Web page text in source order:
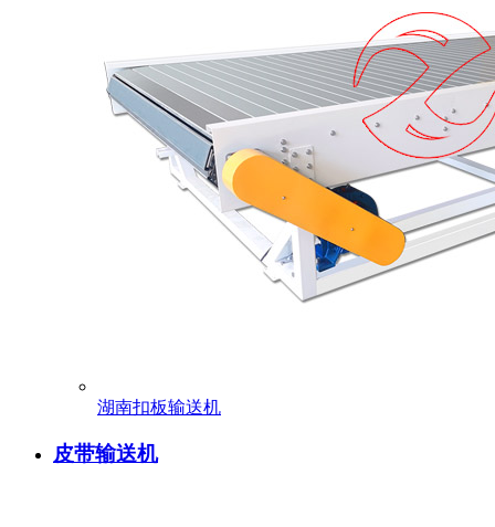
湖南扣板输送机
皮带输送机